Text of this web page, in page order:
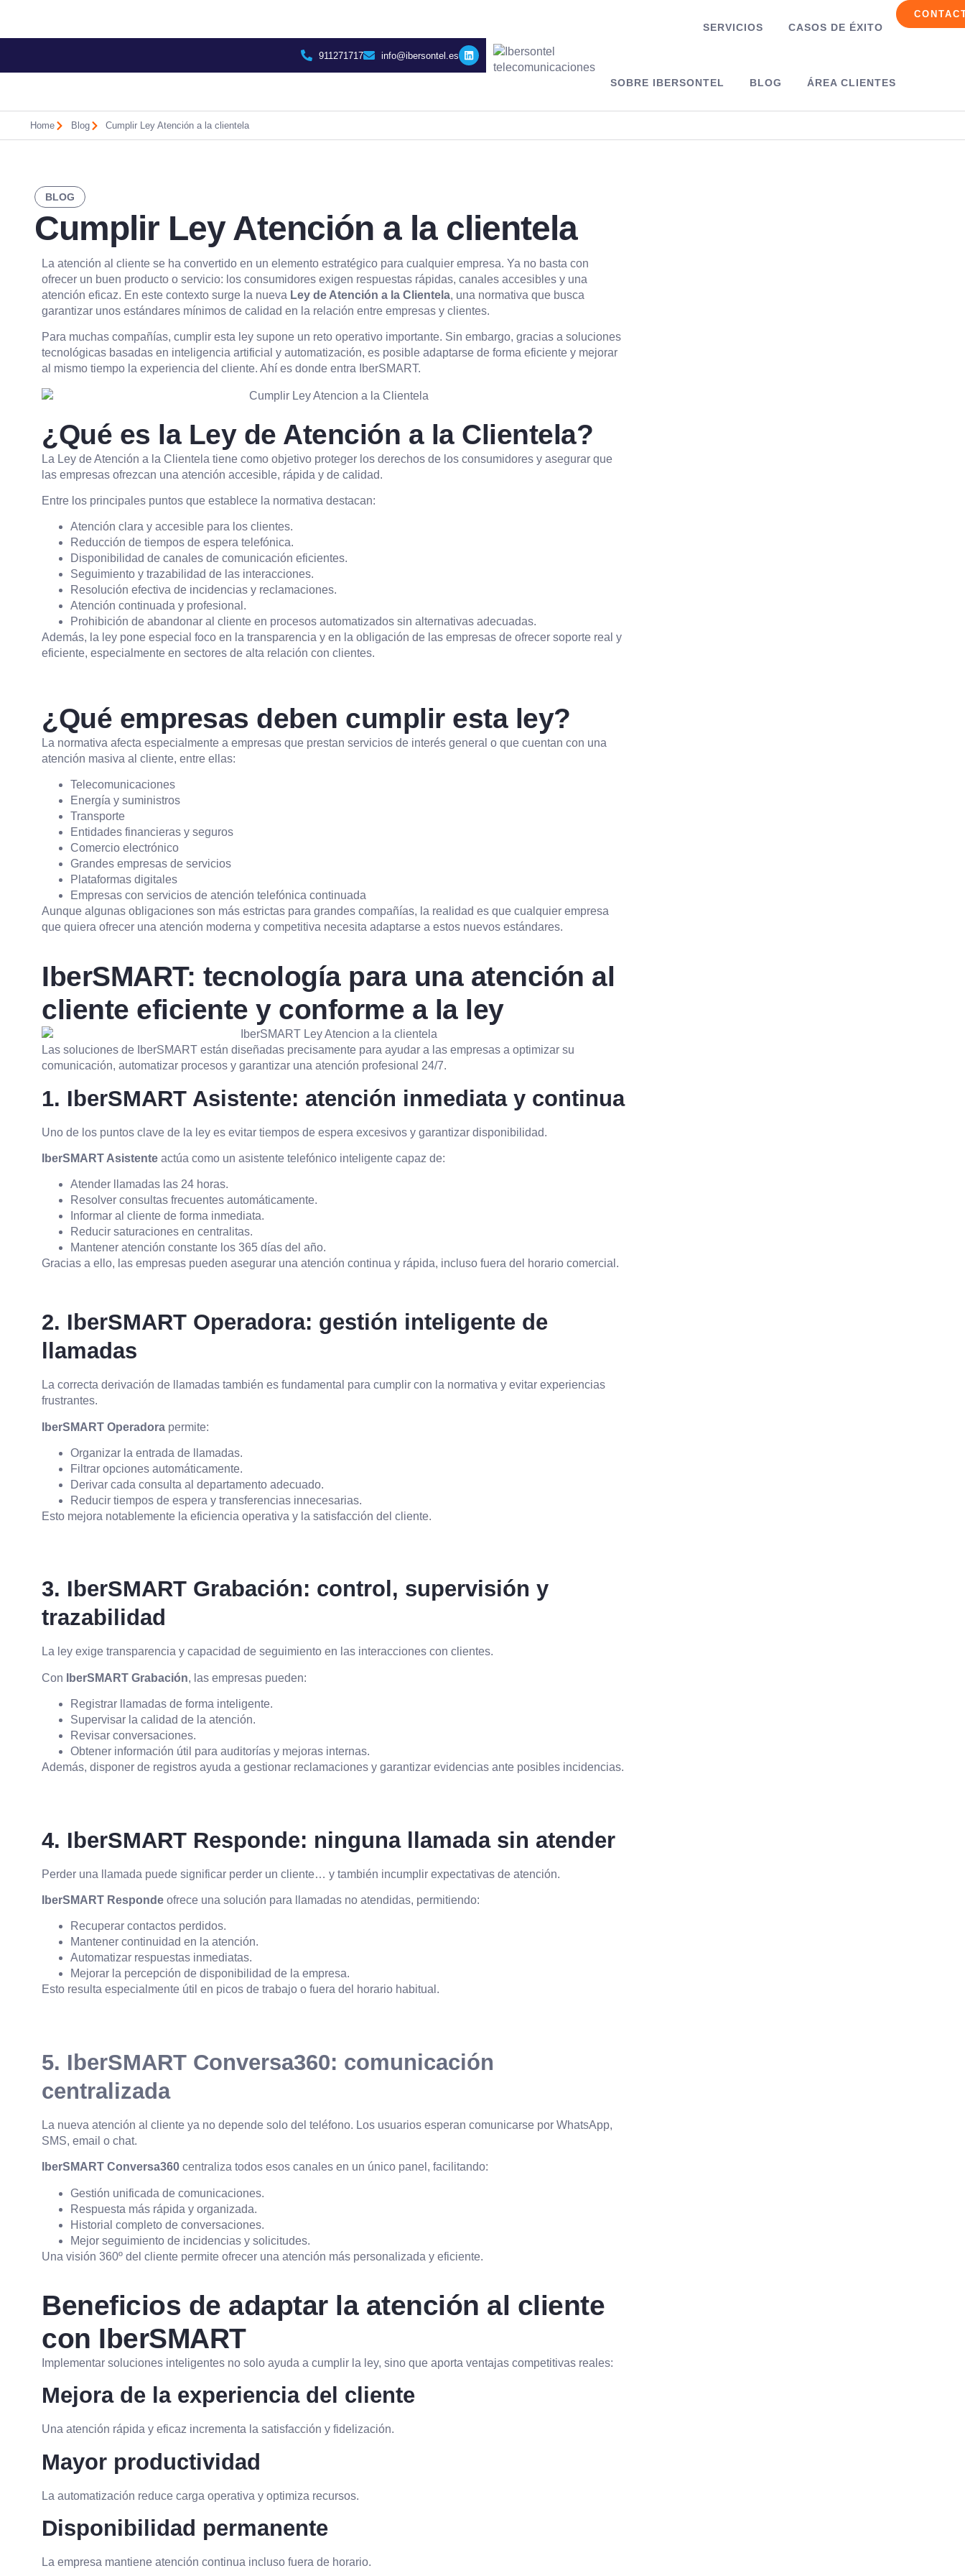
911271717 info@ibersontel.es
SERVICIOS CASOS DE ÉXITO
SOBRE IBERSONTEL BLOG ÁREA CLIENTES
Home Blog Cumplir Ley Atención a la clientela
BLOG
Cumplir Ley Atención a la clientela
La atención al cliente se ha convertido en un elemento estratégico para cualquier empresa. Ya no basta con
ofrecer un buen producto o servicio: los consumidores exigen respuestas rápidas, canales accesibles y una
atención eficaz. En este contexto surge la nueva Ley de Atención a la Clientela, una normativa que busca
garantizar unos estándares mínimos de calidad en la relación entre empresas y clientes.
Para muchas compañías, cumplir esta ley supone un reto operativo importante. Sin embargo, gracias a soluciones
tecnológicas basadas en inteligencia artificial y automatización, es posible adaptarse de forma eficiente y mejorar
al mismo tiempo la experiencia del cliente. Ahí es donde entra IberSMART.
¿Qué es la Ley de Atención a la Clientela?
La Ley de Atención a la Clientela tiene como objetivo proteger los derechos de los consumidores y asegurar que
las empresas ofrezcan una atención accesible, rápida y de calidad.
Entre los principales puntos que establece la normativa destacan:
Atención clara y accesible para los clientes.
Reducción de tiempos de espera telefónica.
Disponibilidad de canales de comunicación eficientes.
Seguimiento y trazabilidad de las interacciones.
Resolución efectiva de incidencias y reclamaciones.
Atención continuada y profesional.
Prohibición de abandonar al cliente en procesos automatizados sin alternativas adecuadas.
Además, la ley pone especial foco en la transparencia y en la obligación de las empresas de ofrecer soporte real y
eficiente, especialmente en sectores de alta relación con clientes.
¿Qué empresas deben cumplir esta ley?
La normativa afecta especialmente a empresas que prestan servicios de interés general o que cuentan con una
atención masiva al cliente, entre ellas:
Telecomunicaciones
Energía y suministros
Transporte
Entidades financieras y seguros
Comercio electrónico
Grandes empresas de servicios
Plataformas digitales
Empresas con servicios de atención telefónica continuada
Aunque algunas obligaciones son más estrictas para grandes compañías, la realidad es que cualquier empresa
que quiera ofrecer una atención moderna y competitiva necesita adaptarse a estos nuevos estándares.
IberSMART: tecnología para una atención al
cliente eficiente y conforme a la ley
Las soluciones de IberSMART están diseñadas precisamente para ayudar a las empresas a optimizar su
comunicación, automatizar procesos y garantizar una atención profesional 24/7.
1. IberSMART Asistente: atención inmediata y continua
Uno de los puntos clave de la ley es evitar tiempos de espera excesivos y garantizar disponibilidad.
IberSMART Asistente actúa como un asistente telefónico inteligente capaz de:
Atender llamadas las 24 horas.
Resolver consultas frecuentes automáticamente.
Informar al cliente de forma inmediata.
Reducir saturaciones en centralitas.
Mantener atención constante los 365 días del año.
Gracias a ello, las empresas pueden asegurar una atención continua y rápida, incluso fuera del horario comercial.
2. IberSMART Operadora: gestión inteligente de
llamadas
La correcta derivación de llamadas también es fundamental para cumplir con la normativa y evitar experiencias
frustrantes.
IberSMART Operadora permite:
Organizar la entrada de llamadas.
Filtrar opciones automáticamente.
Derivar cada consulta al departamento adecuado.
Reducir tiempos de espera y transferencias innecesarias.
Esto mejora notablemente la eficiencia operativa y la satisfacción del cliente.
3. IberSMART Grabación: control, supervisión y
trazabilidad
La ley exige transparencia y capacidad de seguimiento en las interacciones con clientes.
Con IberSMART Grabación, las empresas pueden:
Registrar llamadas de forma inteligente.
Supervisar la calidad de la atención.
Revisar conversaciones.
Obtener información útil para auditorías y mejoras internas.
Además, disponer de registros ayuda a gestionar reclamaciones y garantizar evidencias ante posibles incidencias.
4. IberSMART Responde: ninguna llamada sin atender
Perder una llamada puede significar perder un cliente… y también incumplir expectativas de atención.
IberSMART Responde ofrece una solución para llamadas no atendidas, permitiendo:
Recuperar contactos perdidos.
Mantener continuidad en la atención.
Automatizar respuestas inmediatas.
Mejorar la percepción de disponibilidad de la empresa.
Esto resulta especialmente útil en picos de trabajo o fuera del horario habitual.
5. IberSMART Conversa360: comunicación
centralizada
La nueva atención al cliente ya no depende solo del teléfono. Los usuarios esperan comunicarse por WhatsApp,
SMS, email o chat.
IberSMART Conversa360 centraliza todos esos canales en un único panel, facilitando:
Gestión unificada de comunicaciones.
Respuesta más rápida y organizada.
Historial completo de conversaciones.
Mejor seguimiento de incidencias y solicitudes.
Una visión 360º del cliente permite ofrecer una atención más personalizada y eficiente.
Beneficios de adaptar la atención al cliente
con IberSMART
Implementar soluciones inteligentes no solo ayuda a cumplir la ley, sino que aporta ventajas competitivas reales:
Mejora de la experiencia del cliente
Una atención rápida y eficaz incrementa la satisfacción y fidelización.
Mayor productividad
La automatización reduce carga operativa y optimiza recursos.
Disponibilidad permanente
La empresa mantiene atención continua incluso fuera de horario.